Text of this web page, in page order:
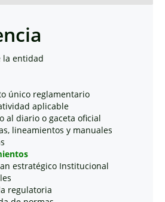
la entidad
único reglamentario
aplicable
al diario o gaceta oficial
lineamientos y manuales
estratégico Institucional
regulatoria